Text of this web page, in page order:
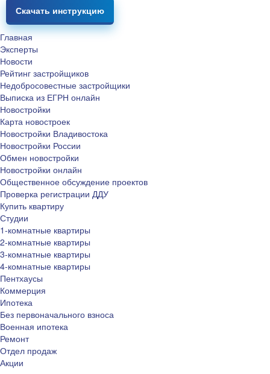
Скачать инструкцию
Главная
Эксперты
Новости
Рейтинг застройщиков
Недобросовестные застройщики
Выписка из ЕГРН онлайн
Новостройки
Карта новостроек
Новостройки Владивостока
Новостройки России
Обмен новостройки
Новостройки онлайн
Общественное обсуждение проектов
Проверка регистрации ДДУ
Купить квартиру
Студии
1-комнатные квартиры
2-комнатные квартиры
3-комнатные квартиры
4-комнатные квартиры
Пентхаусы
Коммерция
Ипотека
Без первоначального взноса
Военная ипотека
Ремонт
Отдел продаж
Акции